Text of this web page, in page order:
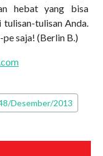
hebat yang bisa
tulisan Anda.
pe saja! (Berlin B.)
Desember/2013